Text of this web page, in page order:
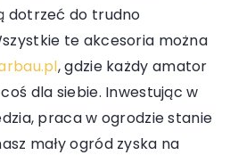
dotrzeć do trudno
te akcesoria można
, gdzie każdy amator
dla siebie. Inwestując w
praca w ogrodzie stanie
mały ogród zyska na